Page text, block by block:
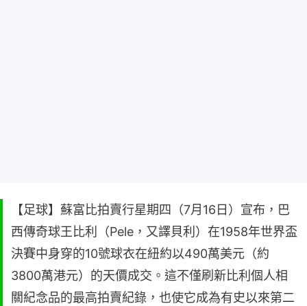
【足球】蘇富比拍賣行星期四（7月16日）宣布，巴
西傳奇球王比利（Pele，又譯貝利）在1958年世界盃
決賽中身穿的10號球衣在紐約以490萬美元（約
3800萬港元）的天價成交。這不僅刷新比利個人相
關紀念品的最高拍賣紀錄，也使它成為有史以來第二